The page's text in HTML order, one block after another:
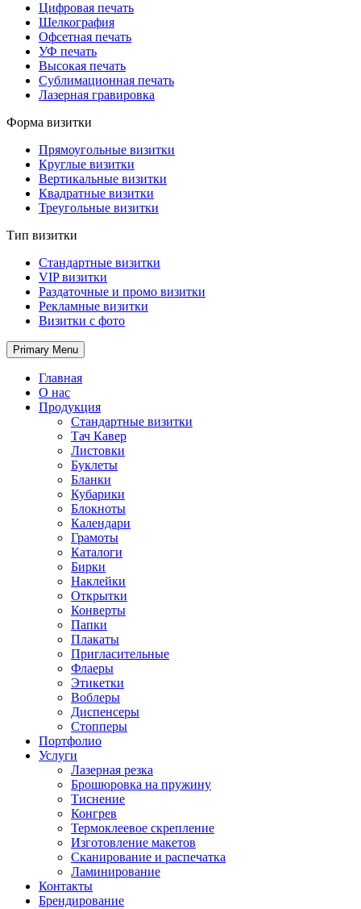
Цифровая печать
Шелкография
Офсетная печать
УФ печать
Высокая печать
Сублимационная печать
Лазерная гравировка
Форма визитки
Прямоугольные визитки
Круглые визитки
Вертикальные визитки
Квадратные визитки
Треугольные визитки
Тип визитки
Стандартные визитки
VIP визитки
Раздаточные и промо визитки
Рекламные визитки
Визитки с фото
Primary Menu
Главная
О нас
Продукция
Стандартные визитки
Тач Кавер
Листовки
Буклеты
Бланки
Кубарики
Блокноты
Календари
Грамоты
Каталоги
Бирки
Наклейки
Открытки
Конверты
Папки
Плакаты
Пригласительные
Флаеры
Этикетки
Воблеры
Диспенсеры
Стопперы
Портфолио
Услуги
Лазерная резка
Брошюровка на пружину
Тиснение
Конгрев
Термоклеевое скрепление
Изготовление макетов
Сканирование и распечатка
Ламинирование
Контакты
Брендирование